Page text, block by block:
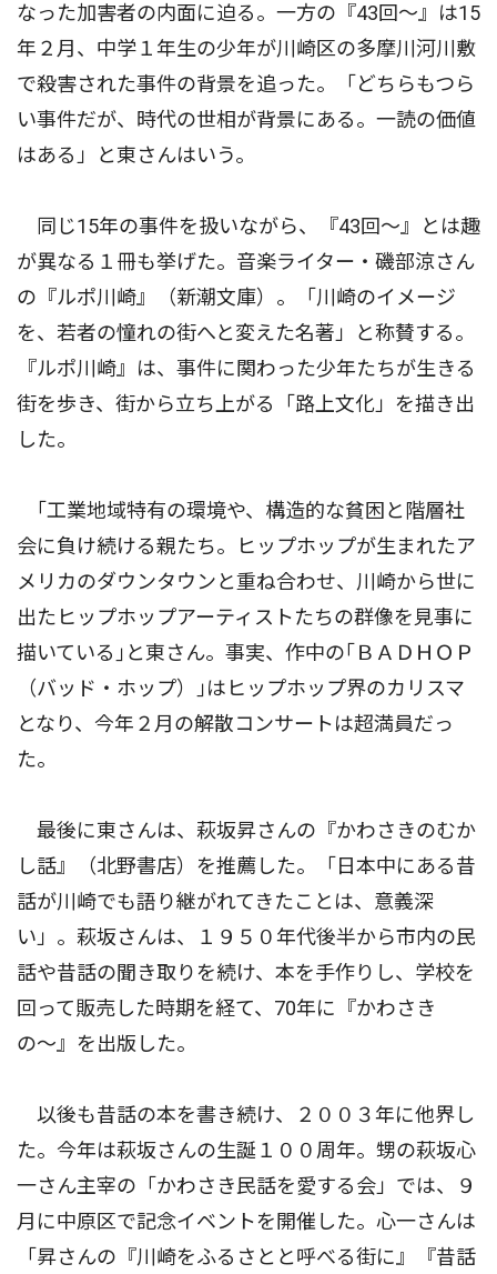
なった加害者の内面に迫る。一方の『43回〜』は15
年２月、中学１年生の少年が川崎区の多摩川河川敷
で殺害された事件の背景を追った。「どちらもつら
い事件だが、時代の世相が背景にある。一読の価値
はある」と東さんはいう。
同じ15年の事件を扱いながら、『43回〜』とは趣
が異なる１冊も挙げた。音楽ライター・磯部涼さん
の『ルポ川崎』（新潮文庫）。「川崎のイメージ
を、若者の憧れの街へと変えた名著」と称賛する。
『ルポ川崎』は、事件に関わった少年たちが生きる
街を歩き、街から立ち上がる「路上文化」を描き出
した。
｢工業地域特有の環境や、構造的な貧困と階層社
会に負け続ける親たち。ヒップホップが生まれたア
メリカのダウンタウンと重ね合わせ、川崎から世に
出たヒップホップアーティストたちの群像を見事に
描いている｣と東さん。事実、作中の｢ＢＡＤＨＯＰ
（バッド・ホップ）｣はヒップホップ界のカリスマ
となり、今年２月の解散コンサートは超満員だっ
た。
最後に東さんは、萩坂昇さんの『かわさきのむか
し話』（北野書店）を推薦した。「日本中にある昔
話が川崎でも語り継がれてきたことは、意義深
い」。萩坂さんは、１９５０年代後半から市内の民
話や昔話の聞き取りを続け、本を手作りし、学校を
回って販売した時期を経て、70年に『かわさき
の〜』を出版した。
以後も昔話の本を書き続け、２００３年に他界し
た。今年は萩坂さんの生誕１００周年。甥の萩坂心
一さん主宰の「かわさき民話を愛する会」では、９
月に中原区で記念イベントを開催した。心一さんは
「昇さんの『川崎をふるさとと呼べる街に』『昔話